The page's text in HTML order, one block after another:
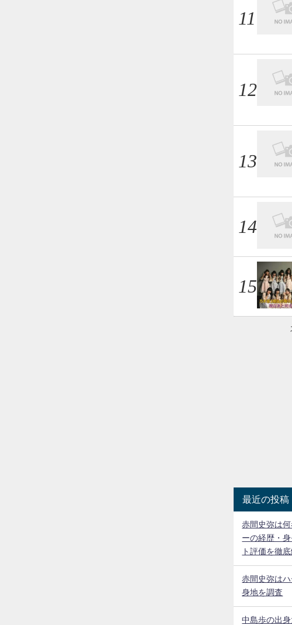
最近の投稿
赤間史弥は
ーの経歴・
ト評価を徹底
赤間史弥は
身地を調査
中島歩の出